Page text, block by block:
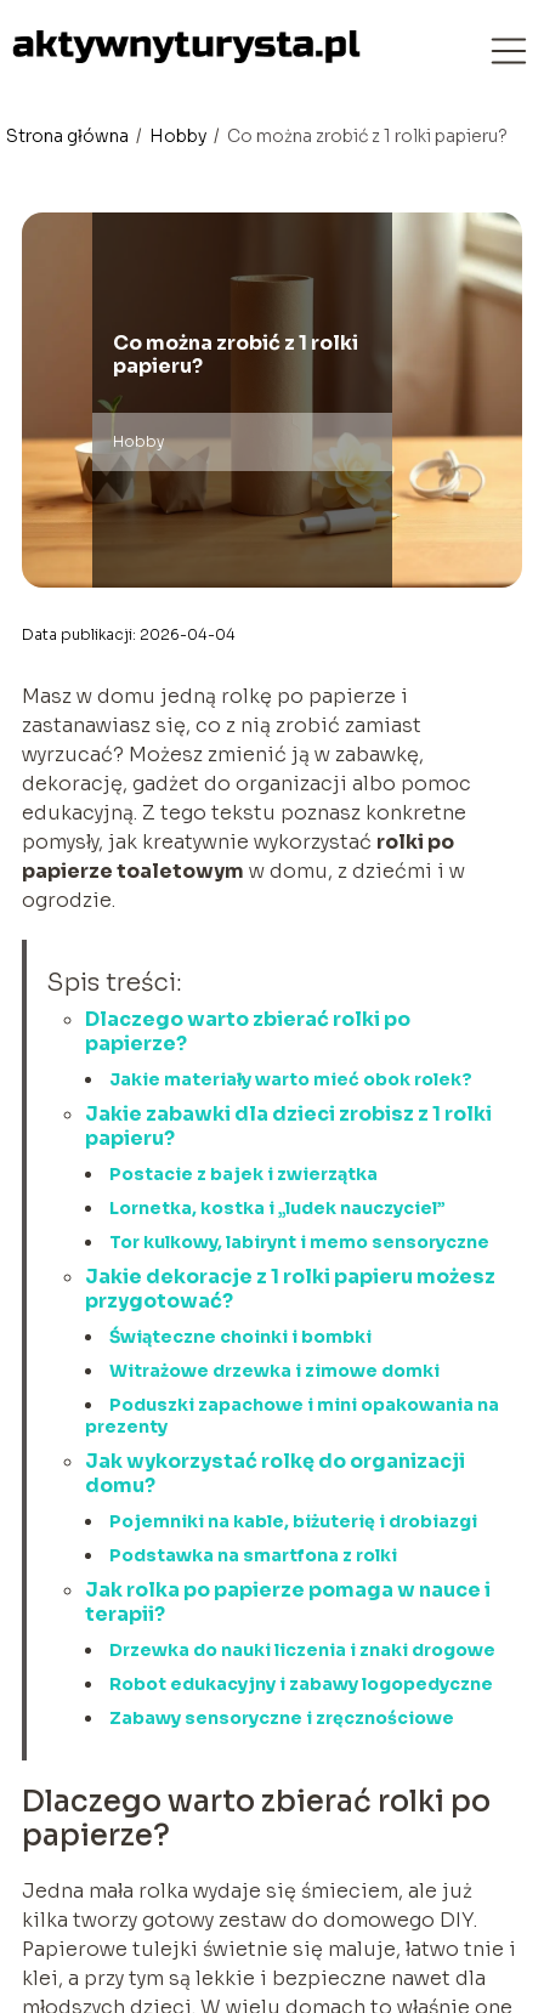
Strona główna / Hobby / Co można zrobić z 1 rolki papieru?
Co można zrobić z 1 rolki
papieru?
Hobby
Data publikacji: 2026-04-04
Masz w domu jedną rolkę po papierze i
zastanawiasz się, co z nią zrobić zamiast
wyrzucać? Możesz zmienić ją w zabawkę,
dekorację, gadżet do organizacji albo pomoc
edukacyjną. Z tego tekstu poznasz konkretne
pomysły, jak kreatywnie wykorzystać rolki po
papierze toaletowym w domu, z dziećmi i w
ogrodzie.
Spis treści:
Dlaczego warto zbierać rolki po
papierze?
Jakie materiały warto mieć obok rolek?
Jakie zabawki dla dzieci zrobisz z 1 rolki
papieru?
Postacie z bajek i zwierzątka
Lornetka, kostka i „ludek nauczyciel”
Tor kulkowy, labirynt i memo sensoryczne
Jakie dekoracje z 1 rolki papieru możesz
przygotować?
Świąteczne choinki i bombki
Witrażowe drzewka i zimowe domki
Poduszki zapachowe i mini opakowania na
prezenty
Jak wykorzystać rolkę do organizacji
domu?
Pojemniki na kable, biżuterię i drobiazgi
Podstawka na smartfona z rolki
Jak rolka po papierze pomaga w nauce i
terapii?
Drzewka do nauki liczenia i znaki drogowe
Robot edukacyjny i zabawy logopedyczne
Zabawy sensoryczne i zręcznościowe
Dlaczego warto zbierać rolki po
papierze?
Jedna mała rolka wydaje się śmieciem, ale już
kilka tworzy gotowy zestaw do domowego DIY.
Papierowe tulejki świetnie się maluje, łatwo tnie i
klei, a przy tym są lekkie i bezpieczne nawet dla